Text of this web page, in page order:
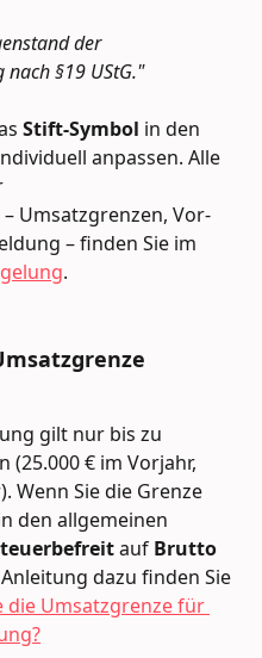
der
§19 UStG."
Stift-Symbol in den
anpassen. Alle
Umsatzgrenzen, Vor-
– finden Sie im
.
gilt nur bis zu
€ im Vorjahr,
Wenn Sie die Grenze
den allgemeinen
auf Brutto
dazu finden Sie
die Umsatzgrenze für